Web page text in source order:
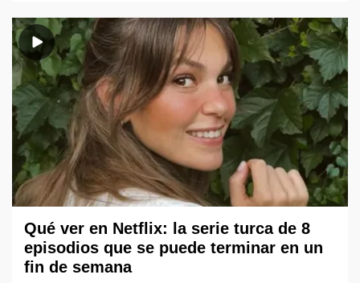
Qué ver en Netflix: la serie turca de 8
episodios que se puede terminar en un
fin de semana